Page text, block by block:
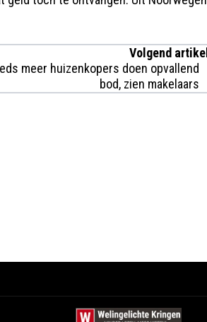
Volgend artikel
meer huizenkopers doen opvallend
bod, zien makelaars